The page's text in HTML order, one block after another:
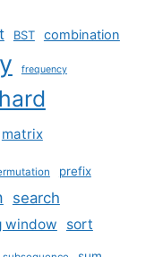
BST combination
frequency
hard
matrix
prefix
search
window
sort